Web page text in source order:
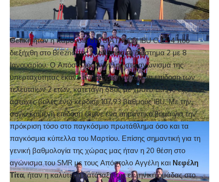
Θετική ήταν η παρουσία στο BIATHLON IBU CUP 4 που
διεξήχθη στο Brezno της Σλοβακίας το διάστημα 2 με 8
Ιανουαρίου. Ο Απόστολος Αγγέλης στο αγώνισμα της
υπερταχύτητας έκανε την ατομική καλύτερη επίδοση των
τελευταίων 2 ετών, κατετάγη 68ος με χρόνο 13:13 ,6 είχε δύο
άστοχες βολές ενώ κέρδισε 107,93 βαθμούς IBU. Με την
συγκεκριμένη επίδοση έκανε ένα σημαντικό βήμα για την
πρόκριση τόσο στο παγκόσμιο πρωτάθλημα όσο και τα
παγκόσμια κύπελλα του Μαρτίου. Επίσης σημαντική για τη
γενική βαθμολογία της χώρας μας ήταν η 20 θέση στο
αγώνισμα του SMR με τους Απόστολο Αγγέλη και Νεφέλη
Τίτα, ήταν η καλύτερη κατάταξη της ελληνική ομάδας στο